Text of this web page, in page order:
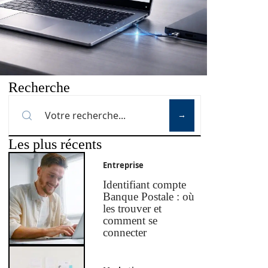
Recherche
Les plus récents
Entreprise
Identifiant compte
Banque Postale : où
les trouver et
comment se
connecter